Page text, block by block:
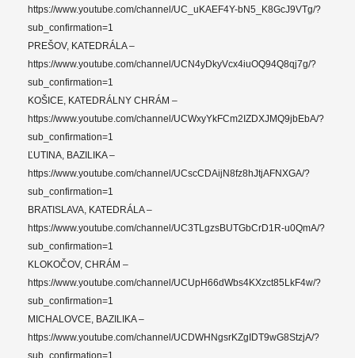
https://www.youtube.com/channel/UC_uKAEF4Y-bN5_K8GcJ9VTg/?
sub_confirmation=1
PREŠOV, KATEDRÁLA –
https://www.youtube.com/channel/UCN4yDkyVcx4iuOQ94Q8qj7g/?
sub_confirmation=1
KOŠICE, KATEDRÁLNY CHRÁM –
https://www.youtube.com/channel/UCWxyYkFCm2IZDXJMQ9jbEbA/?
sub_confirmation=1
ĽUTINA, BAZILIKA –
https://www.youtube.com/channel/UCscCDAijN8fz8hJtjAFNXGA/?
sub_confirmation=1
BRATISLAVA, KATEDRÁLA –
https://www.youtube.com/channel/UC3TLgzsBUTGbCrD1R-u0QmA/?
sub_confirmation=1
KLOKOČOV, CHRÁM –
https://www.youtube.com/channel/UCUpH66dWbs4KXzct85LkF4w/?
sub_confirmation=1
MICHALOVCE, BAZILIKA –
https://www.youtube.com/channel/UCDWHNgsrKZgIDT9wG8StzjA/?
sub_confirmation=1